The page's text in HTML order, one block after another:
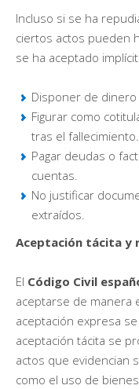
Incluso si se ha
ciertos actos pueden
se ha aceptado
Disponer de
Figurar como
tras el fallecimiento.
Pagar deudas o
cuentas.
No justificar
extraídos.
Aceptación tácita y
El Código Civil
aceptarse de manera
aceptación expresa
aceptación tácita se
actos que evidencian
como el uso de